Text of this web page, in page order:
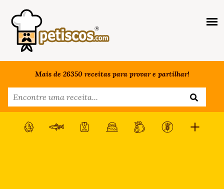
Mais de 26350 receitas para provar e partilhar!